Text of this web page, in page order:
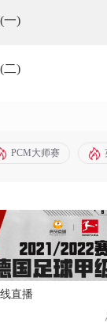
一)
二)
PCM大师赛
直播